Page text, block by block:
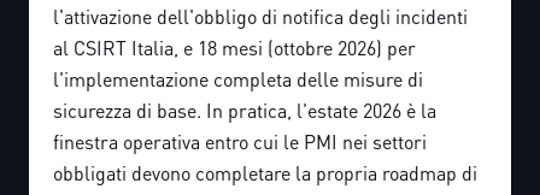
l'attivazione dell'obbligo di notifica degli incidenti
al CSIRT Italia, e 18 mesi (ottobre 2026) per
l'implementazione completa delle misure di
sicurezza di base. In pratica, l'estate 2026 è la
finestra operativa entro cui le PMI nei settori
obbligati devono completare la propria roadmap di